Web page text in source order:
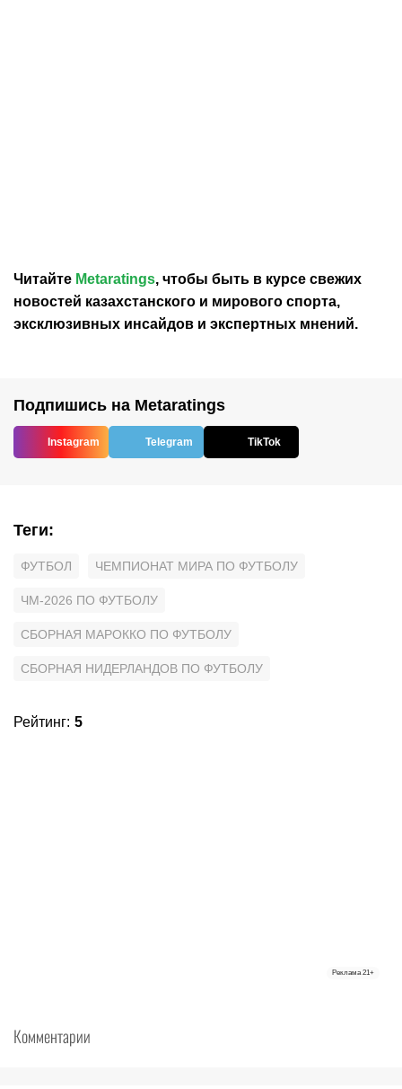
Читайте Metaratings, чтобы быть в курсе свежих
новостей казахстанского и мирового спорта,
эксклюзивных инсайдов и экспертных мнений.
Подпишись на Metaratings
Instagram Telegram TikTok
Теги:
ФУТБОЛ ЧЕМПИОНАТ МИРА ПО ФУТБОЛУ
ЧМ-2026 ПО ФУТБОЛУ
СБОРНАЯ МАРОККО ПО ФУТБОЛУ
СБОРНАЯ НИДЕРЛАНДОВ ПО ФУТБОЛУ
Рейтинг: 5
Реклама 21+
Комментарии